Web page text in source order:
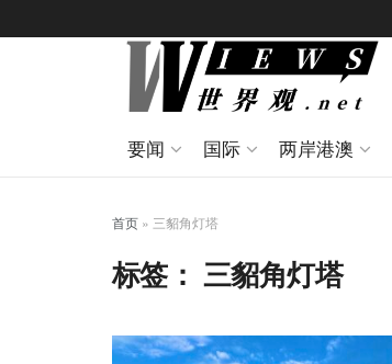
要闻 国际 两岸港澳
首页 » 三貂角灯塔
标签： 三貂角灯塔